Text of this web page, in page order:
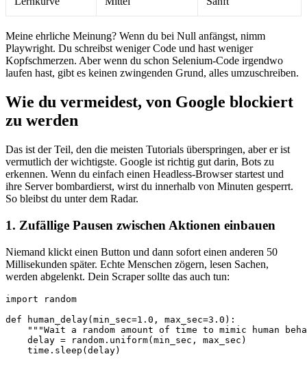
Meine ehrliche Meinung? Wenn du bei Null anfängst, nimm
Playwright. Du schreibst weniger Code und hast weniger
Kopfschmerzen. Aber wenn du schon Selenium-Code irgendwo
laufen hast, gibt es keinen zwingenden Grund, alles umzuschreiben.
Wie du vermeidest, von Google blockiert
zu werden
Das ist der Teil, den die meisten Tutorials überspringen, aber er ist
vermutlich der wichtigste. Google ist richtig gut darin, Bots zu
erkennen. Wenn du einfach einen Headless-Browser startest und
ihre Server bombardierst, wirst du innerhalb von Minuten gesperrt.
So bleibst du unter dem Radar.
1. Zufällige Pausen zwischen Aktionen einbauen
Niemand klickt einen Button und dann sofort einen anderen 50
Millisekunden später. Echte Menschen zögern, lesen Sachen,
werden abgelenkt. Dein Scraper sollte das auch tun:
import random
def human_delay(min_sec=1.0, max_sec=3.0):
"""Wait a random amount of time to mimic human
    delay = random.uniform(min_sec, max_sec)
    time.sleep(delay)